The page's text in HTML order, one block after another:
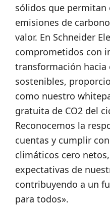
sólidos que permitan
emisiones de
valor. En Schneider
comprometidos con
transformación hacia
sostenibles,
como nuestro
gratuita de CO2 del
Reconocemos la
cuentas y cumplir
climáticos cero
expectativas de
contribuyendo a un
para todos».